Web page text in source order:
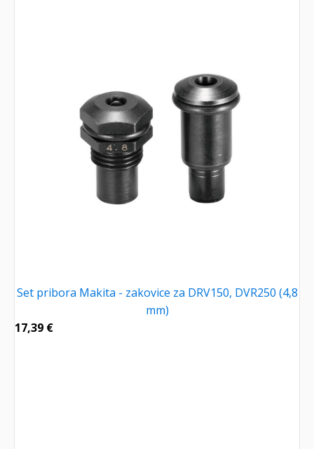
Set pribora Makita - zakovice za DRV150, DVR250 (4,8
mm)
17,39 €